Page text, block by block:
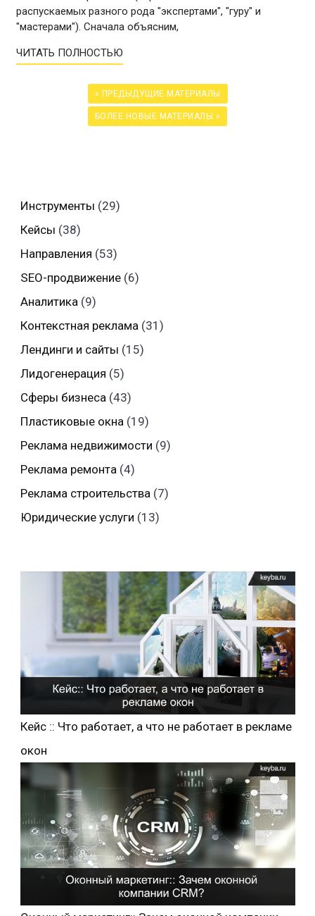
распускаемых разного рода "экспертами", "гуру" и
"мастерами"). Сначала объясним,
ЧИТАТЬ ПОЛНОСТЬЮ
« ПРЕДЫДУЩИЕ МАТЕРИАЛЫ
БОЛЕЕ НОВЫЕ МАТЕРИАЛЫ »
Инструменты (29)
Кейсы (38)
Направления (53)
SEO-продвижение(6)
Аналитика(9)
Контекстная реклама(31)
Лендинги и сайты (15)
Лидогенерация (5)
Сферы бизнеса(43)
Пластиковые окна(19)
Реклама недвижимости (9)
Реклама ремонта(4)
Реклама строительства(7)
Юридические услуги (13)
Кейс :: Что работает, а что не работает в рекламе
окон